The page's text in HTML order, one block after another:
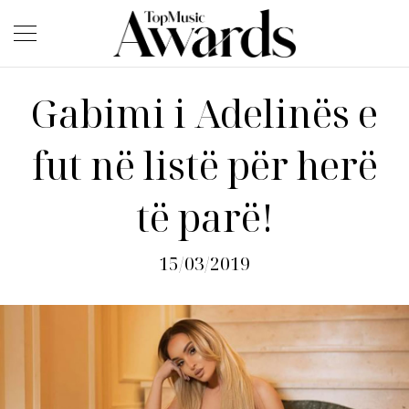
Gabimi i Adelinës e
fut në listë për herë
të parë!
15/03/2019